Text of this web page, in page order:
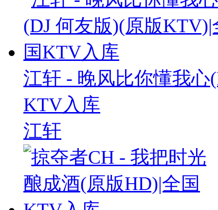
江轩 - 晚风比你懂我
KTV入库
江轩